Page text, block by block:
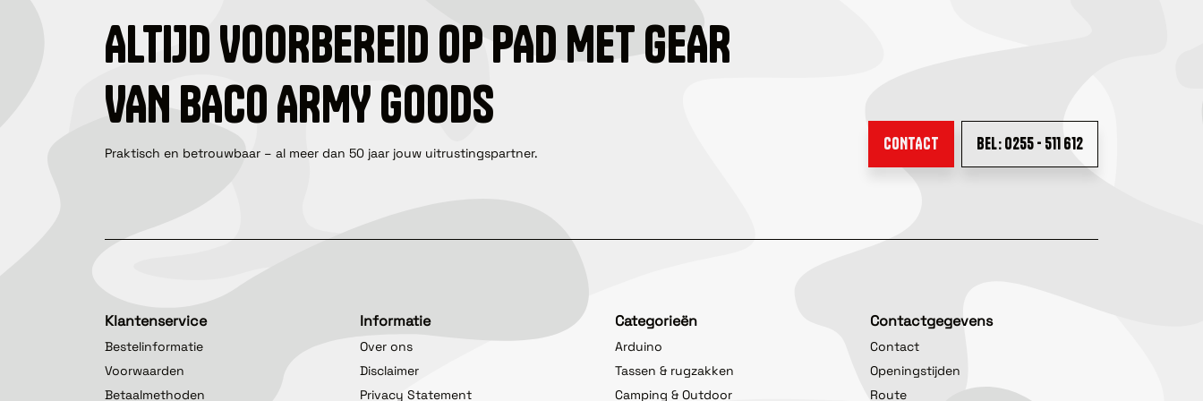
ALTIJD VOORBEREID OP PAD MET GEAR
VAN BACO ARMY GOODS
Praktisch en betrouwbaar – al meer dan 50 jaar jouw uitrustingspartner. CONTACT BEL: 0255 - 511 612
Klantenservice
Bestelinformatie
Voorwaarden
Betaalmethoden
Informatie
Over ons
Disclaimer
Privacy Statement
Categorieën
Arduino
Tassen & rugzakken
Camping & Outdoor
Contactgegevens
Contact
Openingstijden
Route